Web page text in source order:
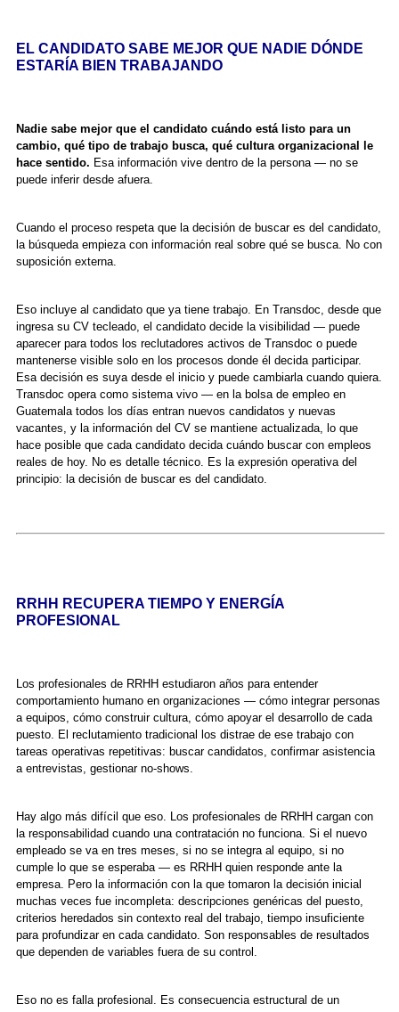
EL CANDIDATO SABE MEJOR QUE NADIE DÓNDE
ESTARÍA BIEN TRABAJANDO
Nadie sabe mejor que el candidato cuándo está listo para un
cambio, qué tipo de trabajo busca, qué cultura organizacional le
hace sentido. Esa información vive dentro de la persona — no se
puede inferir desde afuera.
Cuando el proceso respeta que la decisión de buscar es del candidato,
la búsqueda empieza con información real sobre qué se busca. No con
suposición externa.
Eso incluye al candidato que ya tiene trabajo. En Transdoc, desde que
ingresa su CV tecleado, el candidato decide la visibilidad — puede
aparecer para todos los reclutadores activos de Transdoc o puede
mantenerse visible solo en los procesos donde él decida participar.
Esa decisión es suya desde el inicio y puede cambiarla cuando quiera.
Transdoc opera como sistema vivo — en la bolsa de empleo en
Guatemala todos los días entran nuevos candidatos y nuevas
vacantes, y la información del CV se mantiene actualizada, lo que
hace posible que cada candidato decida cuándo buscar con empleos
reales de hoy. No es detalle técnico. Es la expresión operativa del
principio: la decisión de buscar es del candidato.
RRHH RECUPERA TIEMPO Y ENERGÍA
PROFESIONAL
Los profesionales de RRHH estudiaron años para entender
comportamiento humano en organizaciones — cómo integrar personas
a equipos, cómo construir cultura, cómo apoyar el desarrollo de cada
puesto. El reclutamiento tradicional los distrae de ese trabajo con
tareas operativas repetitivas: buscar candidatos, confirmar asistencia
a entrevistas, gestionar no-shows.
Hay algo más difícil que eso. Los profesionales de RRHH cargan con
la responsabilidad cuando una contratación no funciona. Si el nuevo
empleado se va en tres meses, si no se integra al equipo, si no
cumple lo que se esperaba — es RRHH quien responde ante la
empresa. Pero la información con la que tomaron la decisión inicial
muchas veces fue incompleta: descripciones genéricas del puesto,
criterios heredados sin contexto real del trabajo, tiempo insuficiente
para profundizar en cada candidato. Son responsables de resultados
que dependen de variables fuera de su control.
Eso no es falla profesional. Es consecuencia estructural de un